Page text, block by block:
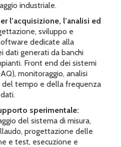
industriale.
l’acquisizione, l’analisi ed
sviluppo e
dedicate alla
dati generati da banchi
Front end dei sistemi
monitoraggio, analisi
tempo e della frequenza
sperimentale:
del sistema di misura,
progettazione delle
e test, esecuzione e